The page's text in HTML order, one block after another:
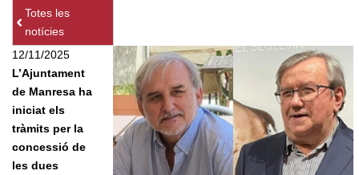
Totes les
notícies
12/11/2025
L’Ajuntament
de Manresa ha
iniciat els
tràmits per la
concessió de
les dues